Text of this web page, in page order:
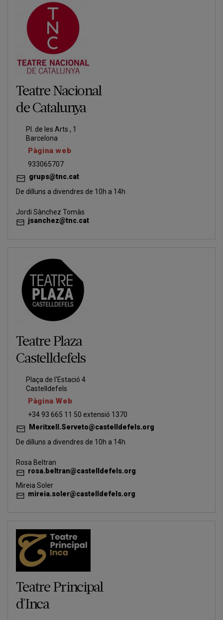
Teatre Nacional
de Catalunya
Pl. de les Arts , 1
Barcelona
Pàgina web
933065707
grups@tnc.cat
De dilluns a divendres de 10h a 14h
Jordi Sànchez Tomàs
jsanchez@tnc.cat
Teatre Plaza
Castelldefels
Plaça de l'Estació 4
Castelldefels
Pàgina Web
+34 93 665 11 50 extensió 1370
Meritxell.Serveto@castelldefels.org
De dilluns a divendres de 10h a 14h
Rosa Beltran
rosa.beltran@castelldefels.org
Mireia Soler
mireia.soler@castelldefels.org
Teatre Principal
d'Inca